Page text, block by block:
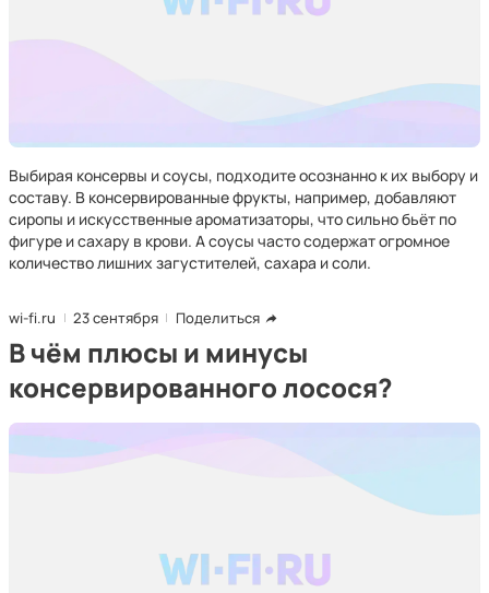
Выбирая консервы и соусы, подходите осознанно к их выбору и
составу. В консервированные фрукты, например, добавляют
сиропы и искусственные ароматизаторы, что сильно бьёт по
фигуре и сахару в крови. А соусы часто содержат огромное
количество лишних загустителей, сахара и соли.
wi-fi.ru 23 сентября Поделиться
В чём плюсы и минусы
консервированного лосося?